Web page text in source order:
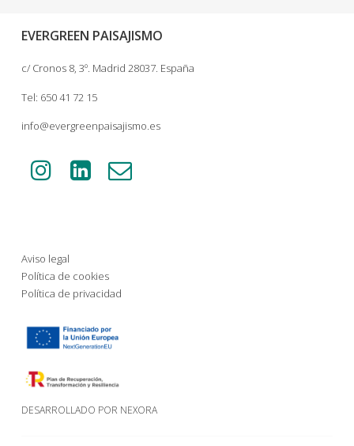
EVERGREEN PAISAJISMO
c/ Cronos 8, 3º. Madrid 28037. España
Tel: 650 41 72 15
info@evergreenpaisajismo.es
Aviso legal
Política de cookies
Política de privacidad
DESARROLLADO POR NEXORA